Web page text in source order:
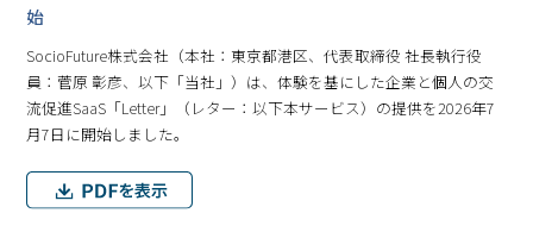
始
SocioFuture株式会社（本社：東京都港区、代表取締役 社長執行役
員：菅原 彰彦、以下「当社」）は、体験を基にした企業と個人の交
流促進SaaS「Letter」（レター：以下本サービス）の提供を2026年7
月7日に開始しました。